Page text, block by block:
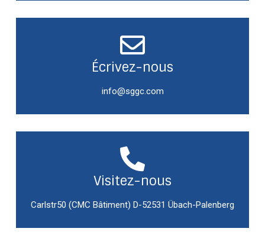
Écrivez-nous
info@sggc.com
Visitez-nous
Carlstr50 (CMC Bâtiment) D-52531 Übach-Palenberg